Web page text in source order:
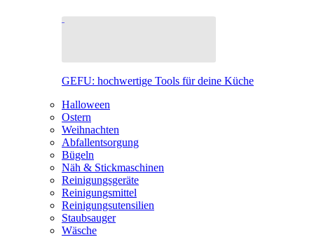
GEFU: hochwertige Tools für deine Küche
Halloween
Ostern
Weihnachten
Abfallentsorgung
Bügeln
Näh & Stickmaschinen
Reinigungsgeräte
Reinigungsmittel
Reinigungsutensilien
Staubsauger
Wäsche